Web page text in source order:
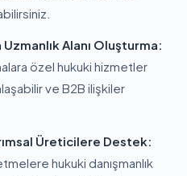
Alanı Oluşturma:
özel hukuki hizmetler
ve B2B ilişkiler
Üreticilere Destek:
hukuki danışmanlık